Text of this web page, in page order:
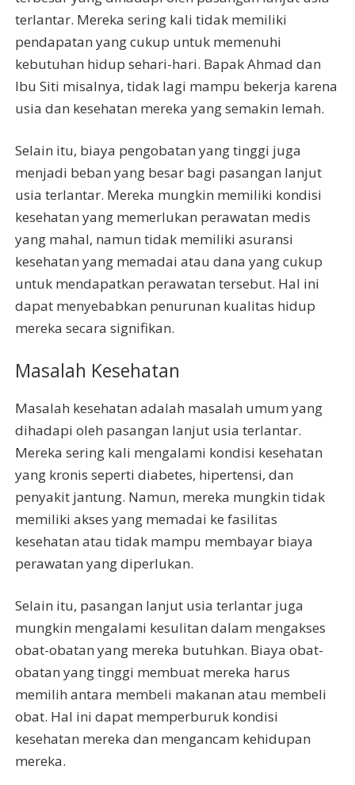
terlantar. Mereka sering kali tidak memiliki
pendapatan yang cukup untuk memenuhi
kebutuhan hidup sehari-hari. Bapak Ahmad dan
Ibu Siti misalnya, tidak lagi mampu bekerja karena
usia dan kesehatan mereka yang semakin lemah.
Selain itu, biaya pengobatan yang tinggi juga
menjadi beban yang besar bagi pasangan lanjut
usia terlantar. Mereka mungkin memiliki kondisi
kesehatan yang memerlukan perawatan medis
yang mahal, namun tidak memiliki asuransi
kesehatan yang memadai atau dana yang cukup
untuk mendapatkan perawatan tersebut. Hal ini
dapat menyebabkan penurunan kualitas hidup
mereka secara signifikan.
Masalah Kesehatan
Masalah kesehatan adalah masalah umum yang
dihadapi oleh pasangan lanjut usia terlantar.
Mereka sering kali mengalami kondisi kesehatan
yang kronis seperti diabetes, hipertensi, dan
penyakit jantung. Namun, mereka mungkin tidak
memiliki akses yang memadai ke fasilitas
kesehatan atau tidak mampu membayar biaya
perawatan yang diperlukan.
Selain itu, pasangan lanjut usia terlantar juga
mungkin mengalami kesulitan dalam mengakses
obat-obatan yang mereka butuhkan. Biaya obat-
obatan yang tinggi membuat mereka harus
memilih antara membeli makanan atau membeli
obat. Hal ini dapat memperburuk kondisi
kesehatan mereka dan mengancam kehidupan
mereka.